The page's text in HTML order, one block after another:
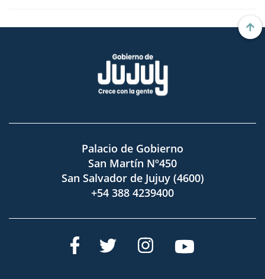
Palacio de Gobierno
San Martín Nº450
San Salvador de Jujuy (4600)
+54 388 4239400